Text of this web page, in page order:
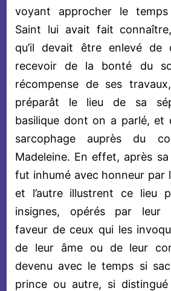
voyant approcher le temps
Saint lui avait fait
qu’il devait être enlevé de
recevoir de la bonté du
récompense de ses
préparât le lieu de sa
basilique dont on a parlé, et
sarcophage auprès du
Madeleine. En effet, après
fut inhumé avec honneur par
et l’autre illustrent ce lieu
insignes, opérés par leur
faveur de ceux qui les
de leur âme ou de leur
devenu avec le temps si
prince ou autre, si